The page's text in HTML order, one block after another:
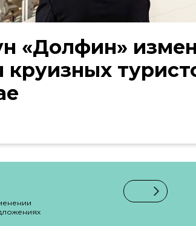
«Долфин»
круизных